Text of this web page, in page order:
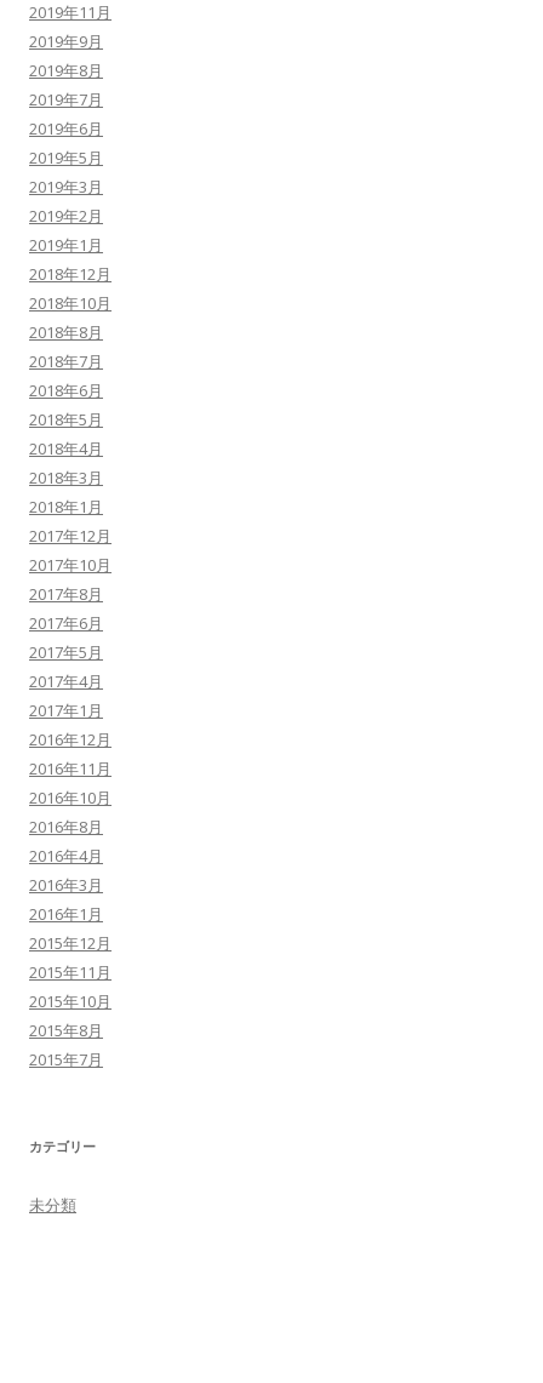
2019年11月
2019年9月
2019年8月
2019年7月
2019年6月
2019年5月
2019年3月
2019年2月
2019年1月
2018年12月
2018年10月
2018年8月
2018年7月
2018年6月
2018年5月
2018年4月
2018年3月
2018年1月
2017年12月
2017年10月
2017年8月
2017年6月
2017年5月
2017年4月
2017年1月
2016年12月
2016年11月
2016年10月
2016年8月
2016年4月
2016年3月
2016年1月
2015年12月
2015年11月
2015年10月
2015年8月
2015年7月
カテゴリー
未分類